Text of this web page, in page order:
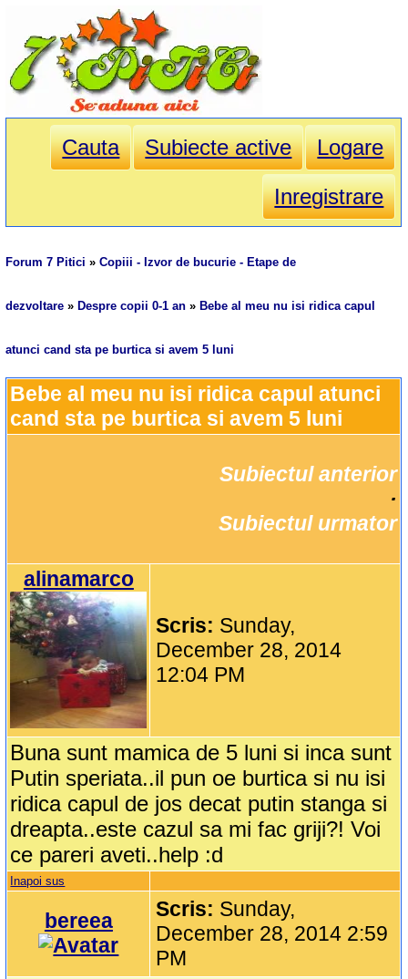
Cauta Subiecte active
Logare
Inregistrare
Forum 7 Pitici »Copiii - Izvor de bucurie - Etape de
dezvoltare » Despre copii 0-1 an » Bebe al meu nu isi ridica capul
atunci cand sta pe burtica si avem 5 luni
Bebe al meu nu isi ridica capul atunci
cand sta pe burtica si avem 5 luni
Subiectul anterior
Subiectul urmator
alinamarco
Scris: Sunday,
December 28, 2014
12:04 PM
Buna sunt mamica de 5 luni si inca sunt
Putin speriata..il pun oe burtica si nu isi
ridica capul de jos decat putin stanga si
dreapta..este cazul sa mi fac griji?! Voi
ce pareri aveti..help :d
Inapoi sus
bereea Scris: Sunday,
December 28, 2014 2:59
PM